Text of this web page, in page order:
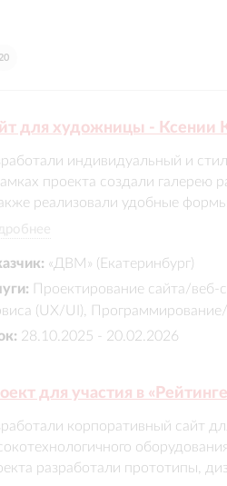
20
для художницы - Ксении
индивидуальный и
проекта создали галерею
реализовали удобные
чтобы
«ДВМ» (Екатеринбург)
Проектирование сайта/
(UX/UI),
28.10.2025 - 20.02.2026
для участия в
корпоративный сайт
разработали прототипы,